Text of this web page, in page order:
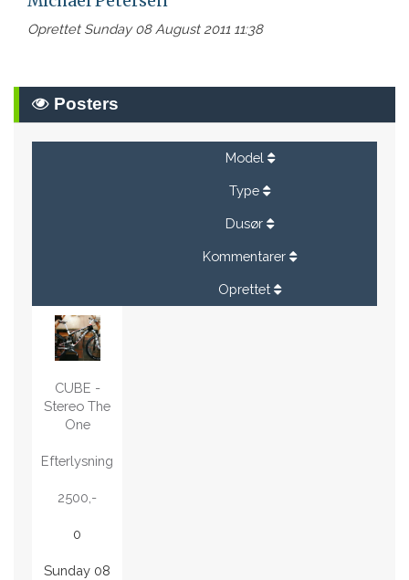
Oprettet Sunday 08 August 2011 11:38
Posters
Model
Type
Dusør
Kommentarer
Oprettet
CUBE -
Stereo The
One
Efterlysning
2500,-
0
Sunday 08